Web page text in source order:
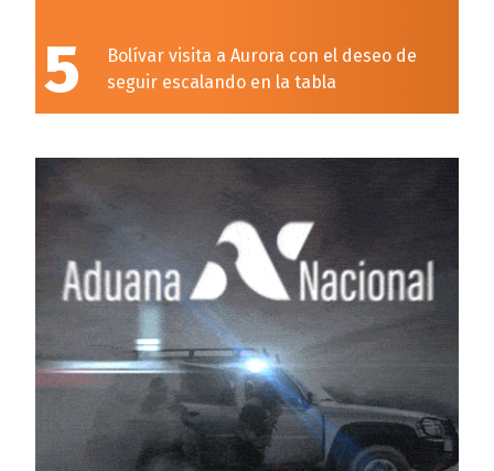
5
Bolívar visita a Aurora con el deseo de
seguir escalando en la tabla